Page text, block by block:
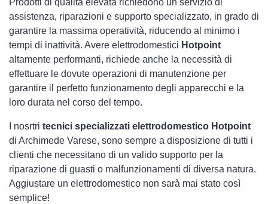
Prodotti di qualità elevata richiedono un servizio di
assistenza, riparazioni e supporto specializzato, in grado di
garantire la massima operatività, riducendo al minimo i
tempi di inattività. Avere elettrodomestici Hotpoint
altamente performanti, richiede anche la necessità di
effettuare le dovute operazioni di manutenzione per
garantire il perfetto funzionamento degli apparecchi e la
loro durata nel corso del tempo.
I nosrtri tecnici specializzati elettrodomestico Hotpoint
di Archimede Varese, sono sempre a disposizione di tutti i
clienti che necessitano di un valido supporto per la
riparazione di guasti o malfunzionamenti di diversa natura.
Aggiustare un elettrodomestico non sarà mai stato così
semplice!